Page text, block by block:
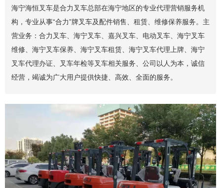
海宁海恒叉车是合力叉车总部在海宁地区的专业代理营销服务机
构，专业从事“合力”牌叉车及配件销售、租赁、维修保养服务。主
营业务：合力叉车、海宁叉车、嘉兴叉车、电动叉车、海宁叉车
维修、海宁叉车保养、海宁叉车租赁、海宁叉车代理上牌、海宁
叉车代理办证、叉车年检等叉车相关服务、公司以人为本，诚信
经营，竭诚为广大用户提供快捷、高效、全面的服务。